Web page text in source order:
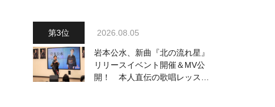
2026.08.05
岩本公水、新曲『北の流れ星』
リリースイベント開催＆MV公
開！ 本人直伝の歌唱レッスン